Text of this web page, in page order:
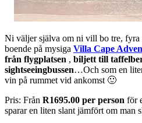
Ni väljer själva om ni vill bo tre, fyra
boende på mysiga Villa Cape
från flygplatsen , biljett till
sightseeingbussen…Och som en
vin på rummet vid ankomst 🙂
Pris: Från R1695.00 per person för
sparar en liten slant jämfört om man